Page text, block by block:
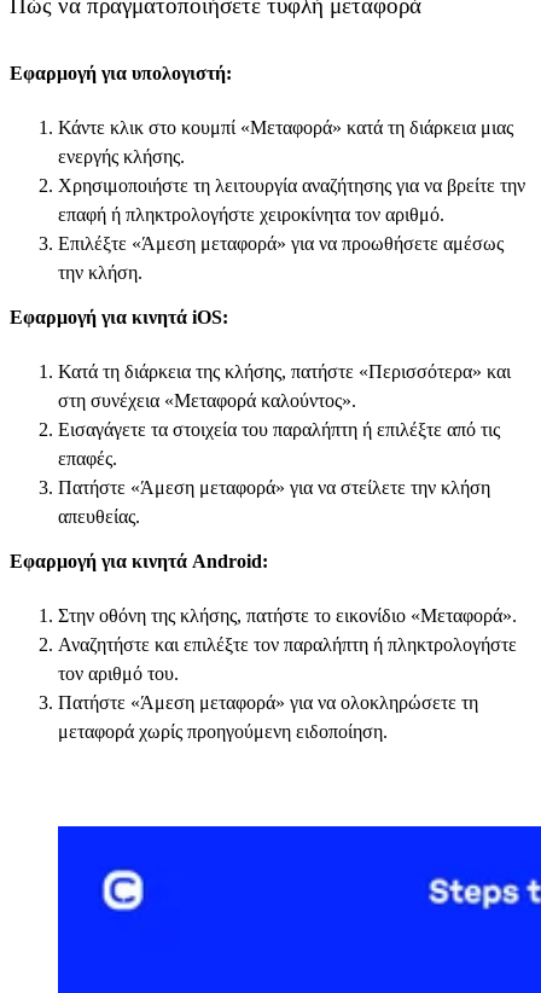
Πώς να πραγματοποιήσετε τυφλή μεταφορά
Εφαρμογή για υπολογιστή:
Κάντε κλικ στο κουμπί «Μεταφορά» κατά τη διάρκεια μιας
ενεργής κλήσης.
Χρησιμοποιήστε τη λειτουργία αναζήτησης για να βρείτε την
επαφή ή πληκτρολογήστε χειροκίνητα τον αριθμό.
Επιλέξτε «Άμεση μεταφορά» για να προωθήσετε αμέσως
την κλήση.
Εφαρμογή για κινητά iOS:
Κατά τη διάρκεια της κλήσης, πατήστε «Περισσότερα» και
στη συνέχεια «Μεταφορά καλούντος».
Εισαγάγετε τα στοιχεία του παραλήπτη ή επιλέξτε από τις
επαφές.
Πατήστε «Άμεση μεταφορά» για να στείλετε την κλήση
απευθείας.
Εφαρμογή για κινητά Android:
Στην οθόνη της κλήσης, πατήστε το εικονίδιο «Μεταφορά».
Αναζητήστε και επιλέξτε τον παραλήπτη ή πληκτρολογήστε
τον αριθμό του.
Πατήστε «Άμεση μεταφορά» για να ολοκληρώσετε τη
μεταφορά χωρίς προηγούμενη ειδοποίηση.